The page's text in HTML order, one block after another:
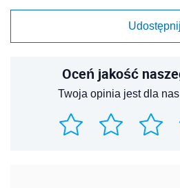
Udostępnij
Oceń jakość
Twoja opinia jest dla